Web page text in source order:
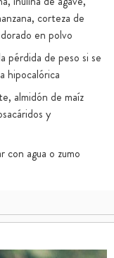
corteza de
en polvo
pérdida de peso si se
hipocalórica
almidón de maíz
y
agua o zumo